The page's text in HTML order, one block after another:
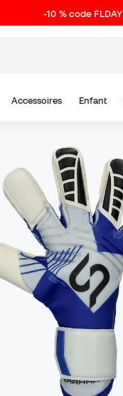
-10 % code
Accessoires Enfant